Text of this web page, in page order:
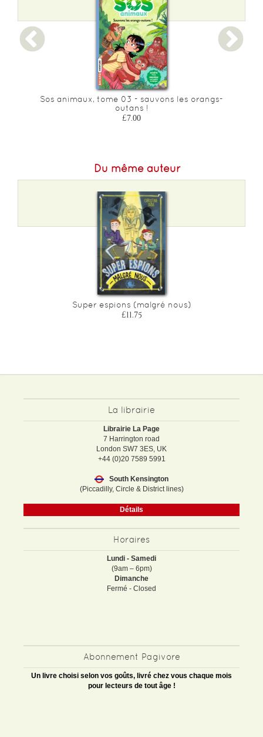
Epaisseur :
264
Sos animaux, tome 03 - sauvons les orangs-
outans !
£7.00
Du même auteur
Super espions (malgré nous)
£11.75
La librairie
Librairie La Page
7 Harrington road
London SW7 3ES, UK
+44 (0)20 7589 5991
South Kensington
(Piccadilly, Circle & District lines)
Détails
Horaires
Lundi - Samedi
(9am – 6pm)
Dimanche
Fermé - Closed
Abonnement Pagivore
Un livre choisi selon vos goûts, livré chez vous chaque mois
pour lecteurs de tout âge !